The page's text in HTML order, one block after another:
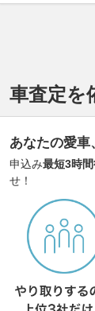
車査定を
あなたの愛車
申込み最短3時
せ！